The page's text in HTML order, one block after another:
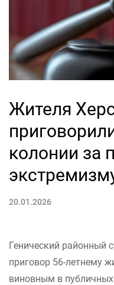
Жителя
колонии за
20.01.2026
Генический районный
приговор 56-летнему
виновным в